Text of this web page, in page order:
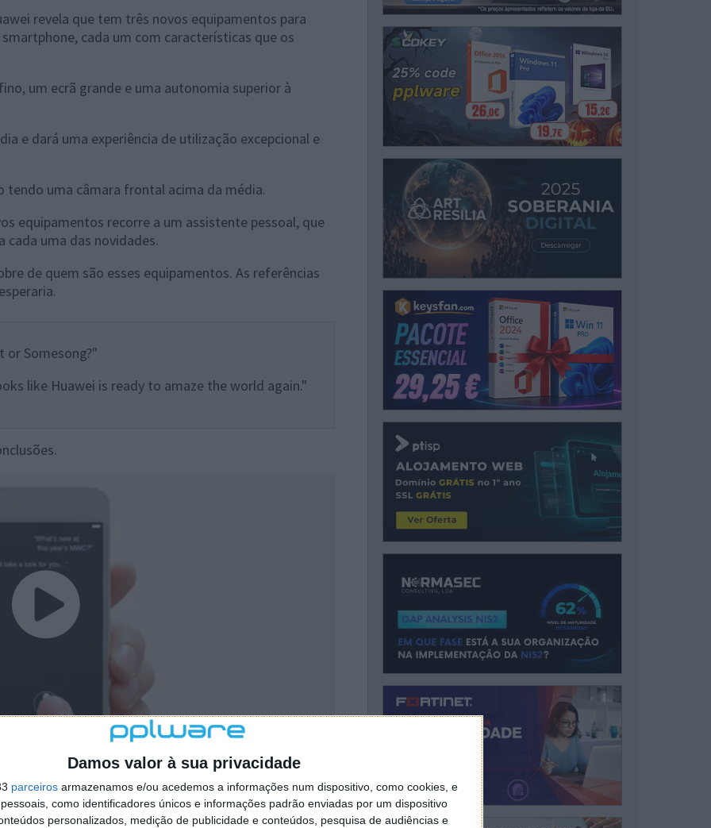
Damos valor à sua privacidade
parceiros armazenamos e/ou acedemos a informações num dispositivo, como cookies, e
como identificadores únicos e informações padrão enviadas por um dispositivo
personalizados, medição de publicidade e conteúdos, pesquisa de audiências e
revela que tem três novos equipamentos para
cada um com características que os
um ecrã grande e uma autonomia superior à
e dará uma experiência de utilização excepcional e
uma câmara frontal acima da média.
equipamentos recorre a um assistente pessoal, que
cada uma das novidades.
de quem são esses equipamentos. As referências
or Somesong?"
like Huawei is ready to amaze the world again."
da Huawei será feita no próximo dia 23 de Fevereiro
o mistério será esclarecido e os novos modelos vão